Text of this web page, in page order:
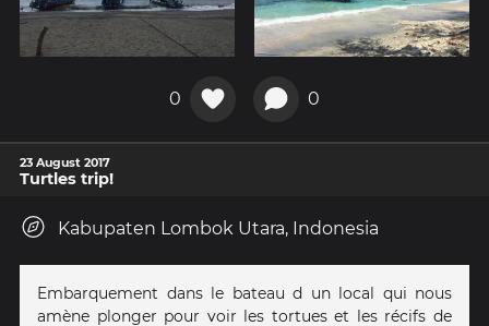
0 0
23 August 2017
Turtles trip!
Kabupaten Lombok Utara, Indonesia
Embarquement dans le bateau d un local qui nous
amène plonger pour voir les tortues et les récifs de